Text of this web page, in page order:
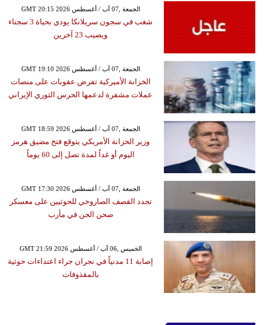
GMT 20:15 2026 الجمعة ,07 آب / أغسطس
شغب في سجون سريلانكا يودي بحياة 3 سجناء
ويصيب 23 آخرين
GMT 19:10 2026 الجمعة ,07 آب / أغسطس
الخزانة الأميركية تفرض عقوبات على منصات
عملات مشفرة لدعمها الحرس الثوري الإيراني
GMT 18:59 2026 الجمعة ,07 آب / أغسطس
وزير الخزانة الأمريكي يتوقع فتح مضيق هرمز
اليوم أو غداً لمدة تصل إلى 60 يوماً
GMT 17:30 2026 الجمعة ,07 آب / أغسطس
تجدد القصف الصاروخي للحوثيين على معسكر
صحن الجن في مأرب
GMT 21:59 2026 الخميس ,06 آب / أغسطس
إصابة 11 مدنياً في نجران جراء اعتداءات حوثية
بالمقذوفات